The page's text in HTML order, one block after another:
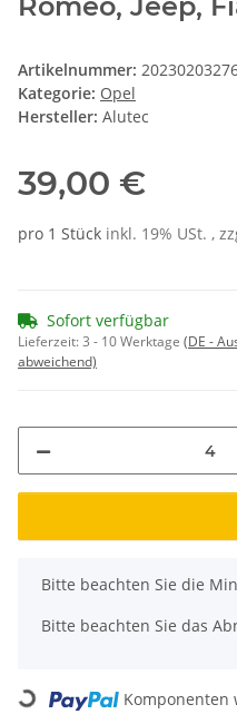
Artikelnummer:
Kategorie: Opel
Hersteller: Alutec
39,00 €
pro 1 Stück inkl. 19% USt. ,
Sofort verfügbar
Lieferzeit:3 - 10 Werktage (DE -
abweichend)
x
Bitte beachten Sie die
Bitte beachten Sie das
Loading... Komponenten